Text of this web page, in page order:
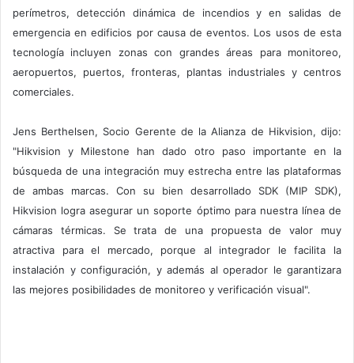
perímetros, detección dinámica de incendios y en salidas de
emergencia en edificios por causa de eventos. Los usos de esta
tecnología incluyen zonas con grandes áreas para monitoreo,
aeropuertos, puertos, fronteras, plantas industriales y centros
comerciales.
Jens Berthelsen, Socio Gerente de la Alianza de Hikvision, dijo:
"Hikvision y Milestone han dado otro paso importante en la
búsqueda de una integración muy estrecha entre las plataformas
de ambas marcas. Con su bien desarrollado SDK (MIP SDK),
Hikvision logra asegurar un soporte óptimo para nuestra línea de
cámaras térmicas. Se trata de una propuesta de valor muy
atractiva para el mercado, porque al integrador le facilita la
instalación y configuración, y además al operador le garantizara
las mejores posibilidades de monitoreo y verificación visual".